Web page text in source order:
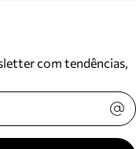
com tendências,